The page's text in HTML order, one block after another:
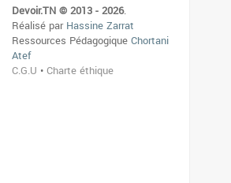
Devoir.TN © 2013 - 2026.
Réalisé parHassine Zarrat
Ressources PédagogiqueChortani
Atef
C.G.U •Charte éthique